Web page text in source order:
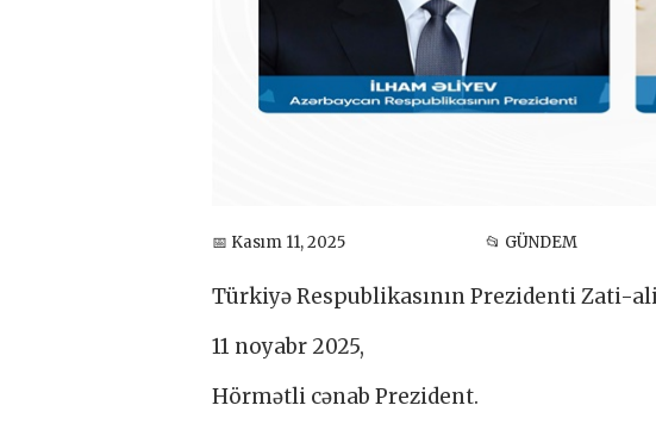
📅 Kasım 11, 2025 📂 GÜNDEM
Türkiyə Respublikasının Prezidenti Zati-
11 noyabr 2025,
Hörmətli cənab Prezident.